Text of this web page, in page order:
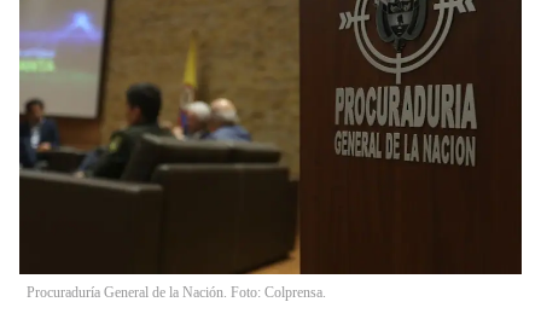
Procuraduría General de la Nación. Foto: Colprensa.